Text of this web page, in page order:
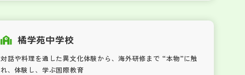
橘学苑中学校
対話や料理を通した異文化体験から、海外研修まで “本物”に触
れ、体験し、学ぶ国際教育